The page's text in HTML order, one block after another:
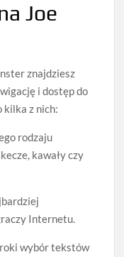
Joe
znajdziesz
i dostęp do
z nich:
rodzaju
kawały czy
Internetu.
wybór tekstów